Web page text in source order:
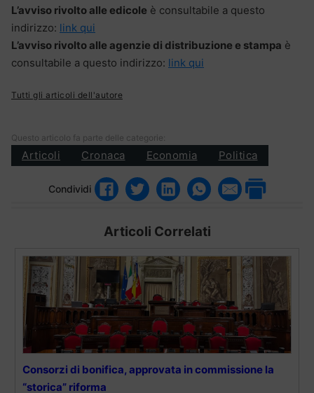
L’avviso rivolto alle edicole è consultabile a questo
indirizzo: link qui
L’avviso rivolto alle agenzie di distribuzione e stampa è
consultabile a questo indirizzo: link qui
Tutti gli articoli dell'autore
Questo articolo fa parte delle categorie:
Articoli Cronaca Economia Politica
Condividi
Articoli Correlati
Consorzi di bonifica, approvata in commissione la
“storica” riforma